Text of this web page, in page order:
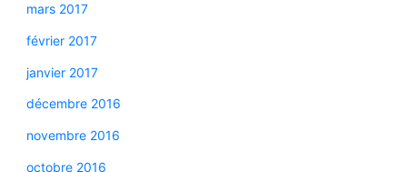
mars 2017
février 2017
janvier 2017
décembre 2016
novembre 2016
octobre 2016